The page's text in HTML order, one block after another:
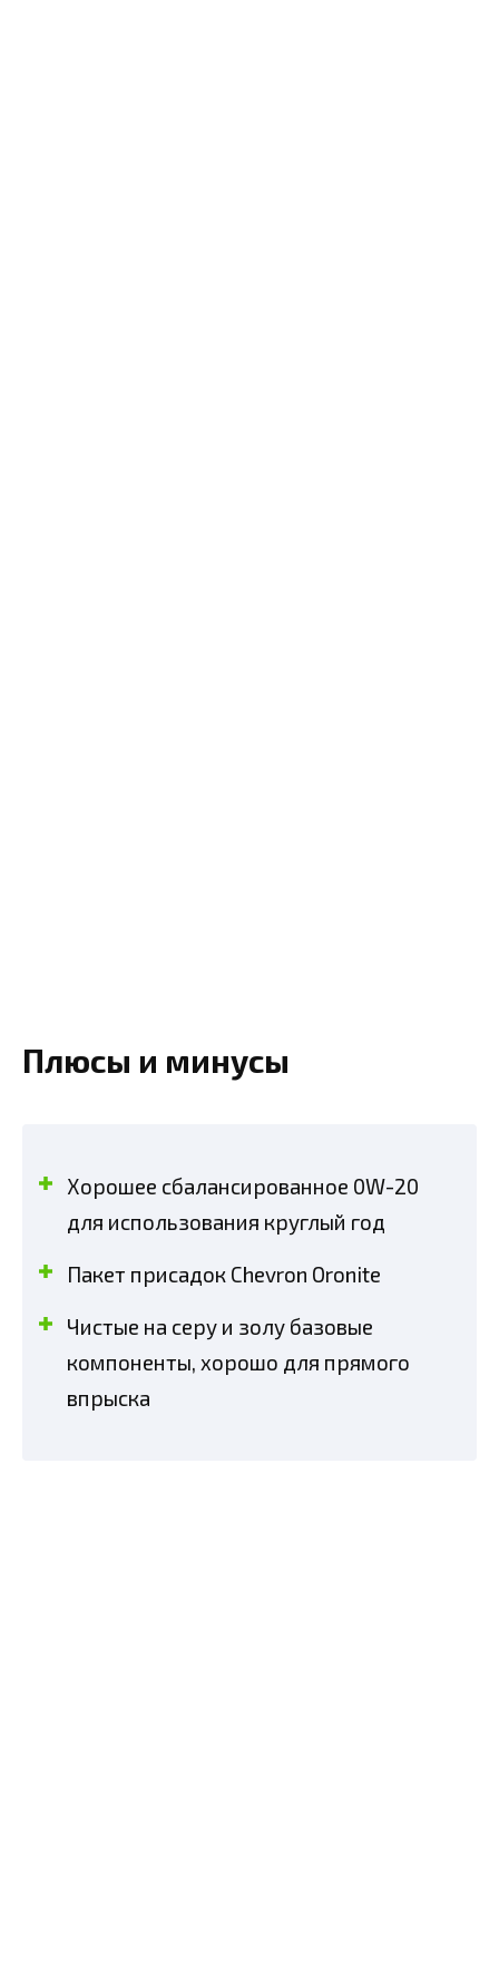
Плюсы и минусы
Хорошее сбалансированное 0W-20
для использования круглый год
Пакет присадок Chevron Oronite
Чистые на серу и золу базовые
компоненты, хорошо для прямого
впрыска